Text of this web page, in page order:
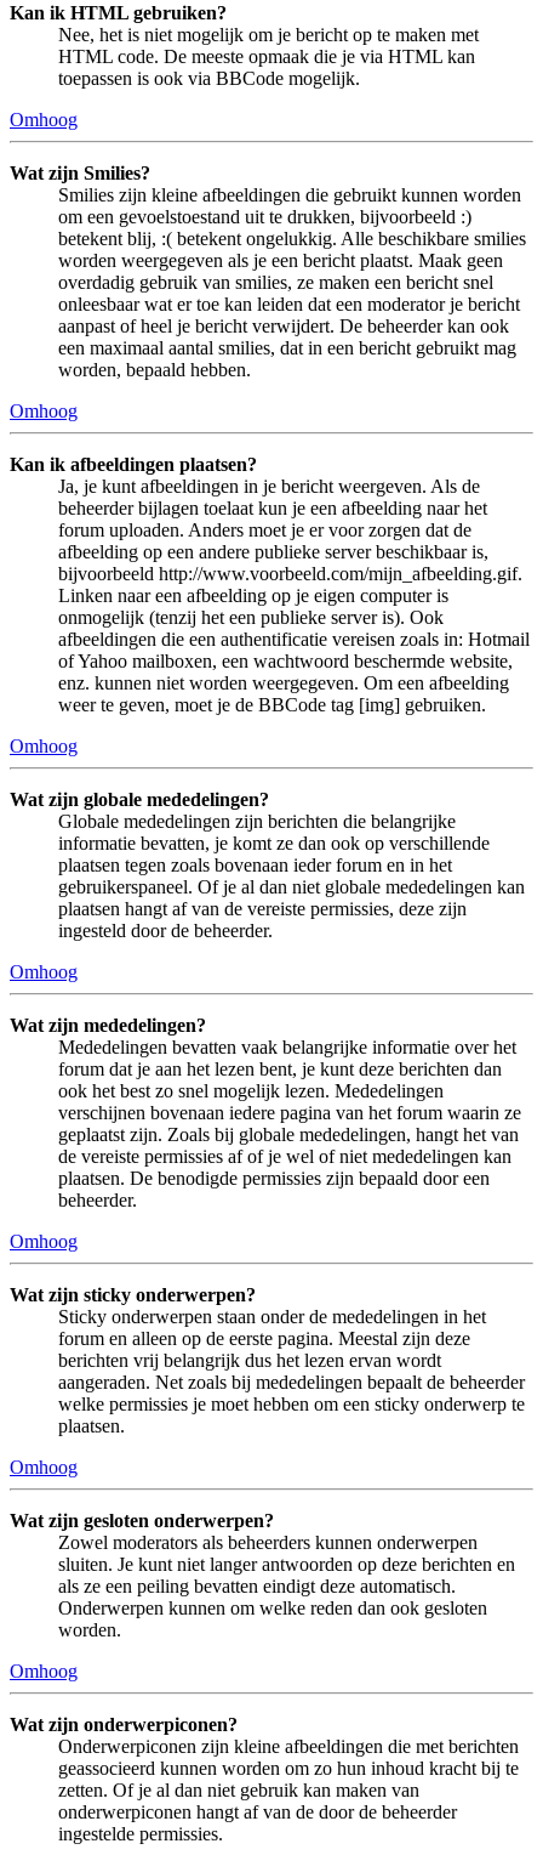
Kan ik HTML gebruiken?
Nee, het is niet mogelijk om je bericht op te maken met
HTML code. De meeste opmaak die je via HTML kan
toepassen is ook via BBCode mogelijk.
Omhoog
Wat zijn Smilies?
Smilies zijn kleine afbeeldingen die gebruikt kunnen worden
om een gevoelstoestand uit te drukken, bijvoorbeeld :)
betekent blij, :( betekent ongelukkig. Alle beschikbare smilies
worden weergegeven als je een bericht plaatst. Maak geen
overdadig gebruik van smilies, ze maken een bericht snel
onleesbaar wat er toe kan leiden dat een moderator je bericht
aanpast of heel je bericht verwijdert. De beheerder kan ook
een maximaal aantal smilies, dat in een bericht gebruikt mag
worden, bepaald hebben.
Omhoog
Kan ik afbeeldingen plaatsen?
Ja, je kunt afbeeldingen in je bericht weergeven. Als de
beheerder bijlagen toelaat kun je een afbeelding naar het
forum uploaden. Anders moet je er voor zorgen dat de
afbeelding op een andere publieke server beschikbaar is,
bijvoorbeeld http://www.voorbeeld.com/mijn_afbeelding.gif.
Linken naar een afbeelding op je eigen computer is
onmogelijk (tenzij het een publieke server is). Ook
afbeeldingen die een authentificatie vereisen zoals in: Hotmail
of Yahoo mailboxen, een wachtwoord beschermde website,
enz. kunnen niet worden weergegeven. Om een afbeelding
weer te geven, moet je de BBCode tag [img] gebruiken.
Omhoog
Wat zijn globale mededelingen?
Globale mededelingen zijn berichten die belangrijke
informatie bevatten, je komt ze dan ook op verschillende
plaatsen tegen zoals bovenaan ieder forum en in het
gebruikerspaneel. Of je al dan niet globale mededelingen kan
plaatsen hangt af van de vereiste permissies, deze zijn
ingesteld door de beheerder.
Omhoog
Wat zijn mededelingen?
Mededelingen bevatten vaak belangrijke informatie over het
forum dat je aan het lezen bent, je kunt deze berichten dan
ook het best zo snel mogelijk lezen. Mededelingen
verschijnen bovenaan iedere pagina van het forum waarin ze
geplaatst zijn. Zoals bij globale mededelingen, hangt het van
de vereiste permissies af of je wel of niet mededelingen kan
plaatsen. De benodigde permissies zijn bepaald door een
beheerder.
Omhoog
Wat zijn sticky onderwerpen?
Sticky onderwerpen staan onder de mededelingen in het
forum en alleen op de eerste pagina. Meestal zijn deze
berichten vrij belangrijk dus het lezen ervan wordt
aangeraden. Net zoals bij mededelingen bepaalt de beheerder
welke permissies je moet hebben om een sticky onderwerp te
plaatsen.
Omhoog
Wat zijn gesloten onderwerpen?
Zowel moderators als beheerders kunnen onderwerpen
sluiten. Je kunt niet langer antwoorden op deze berichten en
als ze een peiling bevatten eindigt deze automatisch.
Onderwerpen kunnen om welke reden dan ook gesloten
worden.
Omhoog
Wat zijn onderwerpiconen?
Onderwerpiconen zijn kleine afbeeldingen die met berichten
geassocieerd kunnen worden om zo hun inhoud kracht bij te
zetten. Of je al dan niet gebruik kan maken van
onderwerpiconen hangt af van de door de beheerder
ingestelde permissies.